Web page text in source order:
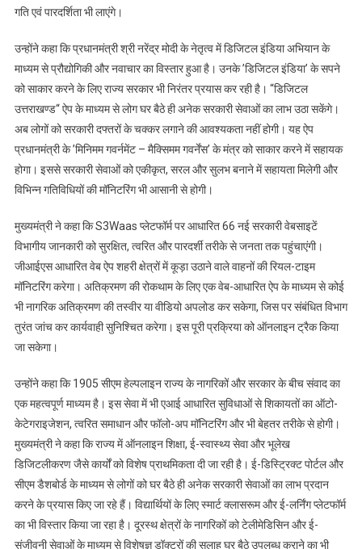
गति एवं पारदर्शिता भी लाएंगे।
उन्होंने कहा कि प्रधानमंत्री श्री नरेंद्र मोदी के नेतृत्व में डिजिटल इंडिया अभियान के
माध्यम से प्रौद्योगिकी और नवाचार का विस्तार हुआ है। उनके ’डिजिटल इंडिया’ के सपने
को साकार करने के लिए राज्य सरकार भी निरंतर प्रयास कर रही है। “डिजिटल
उत्तराखण्ड“ ऐप के माध्यम से लोग घर बैठे ही अनेक सरकारी सेवाओं का लाभ उठा सकेंगे।
अब लोगों को सरकारी दफ्तरों के चक्कर लगाने की आवश्यकता नहीं होगी। यह ऐप
प्रधानमंत्री के ’मिनिमम गवर्नमेंट – मैक्सिमम गवर्नेंस’ के मंत्र को साकार करने में सहायक
होगा। इससे सरकारी सेवाओं को एकीकृत, सरल और सुलभ बनाने में सहायता मिलेगी और
विभिन्न गतिविधियों की मॉनिटरिंग भी आसानी से होगी।
मुख्यमंत्री ने कहा कि S3Waas प्लेटफॉर्म पर आधारित 66 नई सरकारी वेबसाइटें
विभागीय जानकारी को सुरक्षित, त्वरित और पारदर्शी तरीके से जनता तक पहुंचाएंगी।
जीआईएस आधारित वेब ऐप शहरी क्षेत्रों में कूड़ा उठाने वाले वाहनों की रियल-टाइम
मॉनिटरिंग करेगा। अतिक्रमण की रोकथाम के लिए एक वेब-आधारित ऐप के माध्यम से कोई
भी नागरिक अतिक्रमण की तस्वीर या वीडियो अपलोड कर सकेगा, जिस पर संबंधित विभाग
तुरंत जांच कर कार्यवाही सुनिश्चित करेगा। इस पूरी प्रक्रिया को ऑनलाइन ट्रैक किया
जा सकेगा।
उन्होंने कहा कि 1905 सीएम हेल्पलाइन राज्य के नागरिकों और सरकार के बीच संवाद का
एक महत्वपूर्ण माध्यम है। इस सेवा में भी एआई आधारित सुविधाओं से शिकायतों का ऑटो-
केटेगराइजेशन, त्वरित समाधान और फॉलो-अप मॉनिटरिंग और भी बेहतर तरीके से होगी।
मुख्यमंत्री ने कहा कि राज्य में ऑनलाइन शिक्षा, ई-स्वास्थ्य सेवा और भूलेख
डिजिटलीकरण जैसे कार्यों को विशेष प्राथमिकता दी जा रही है। ई-डिस्ट्रिक्ट पोर्टल और
सीएम डैशबोर्ड के माध्यम से लोगों को घर बैठे ही अनेक सरकारी सेवाओं का लाभ प्रदान
करने के प्रयास किए जा रहे हैं। विद्यार्थियों के लिए स्मार्ट क्लासरूम और ई-लर्निंग प्लेटफॉर्म
का भी विस्तार किया जा रहा है। दूरस्थ क्षेत्रों के नागरिकों को टेलीमेडिसिन और ई-
संजीवनी सेवाओं के माध्यम से विशेषज्ञ डॉक्टरों की सलाह घर बैठे उपलब्ध कराने का भी